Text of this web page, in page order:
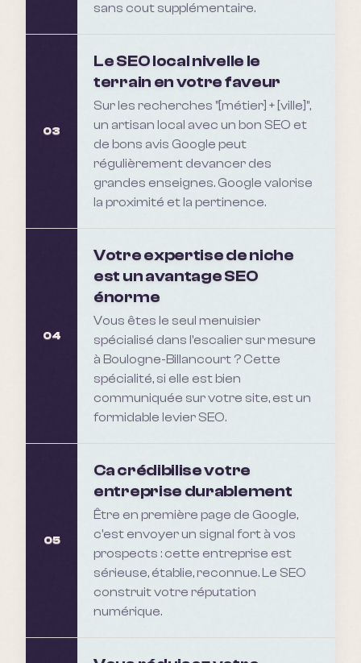
sans cout supplémentaire.
03
Le SEO local nivelle le
terrain en votre faveur
Sur les recherches "[métier] + [ville]",
un artisan local avec un bon SEO et
de bons avis Google peut
régulièrement devancer des
grandes enseignes. Google valorise
la proximité et la pertinence.
04
Votre expertise de niche
est un avantage SEO
énorme
Vous êtes le seul menuisier
spécialisé dans l'escalier sur mesure
à Boulogne-Billancourt ? Cette
spécialité, si elle est bien
communiquée sur votre site, est un
formidable levier SEO.
05
Ca crédibilise votre
entreprise durablement
Être en première page de Google,
c'est envoyer un signal fort à vos
prospects : cette entreprise est
sérieuse, établie, reconnue. Le SEO
construit votre réputation
numérique.